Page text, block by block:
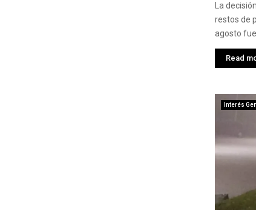
La
restos de
agosto
Read
Interés